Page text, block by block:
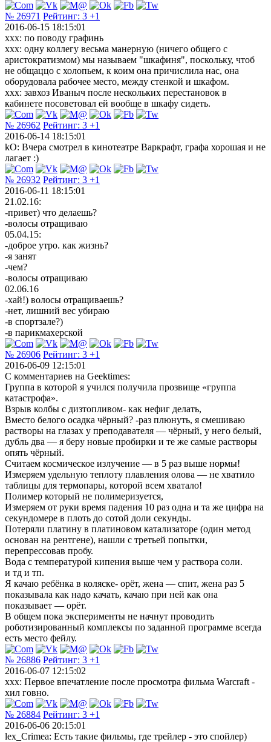
№ 26971 Рейтинг: 3 +1
2016-06-15 18:15:01
xxx: по поводу графинь
xxx: одну коллегу весьма манерную (ничего общего с
аристократизмом) мы называем "шкафиня", поскольку, чтоб
не общаццо с холопьем, к коим она причислила нас, она
оборудовала рабочее место, между стенкой и шкафом.
xxx: завхоз Иваныч после нескольких перестановок в
кабинете посоветовал ей вообще в шкафу сидеть.
№ 26962 Рейтинг: 3 +1
2016-06-14 18:15:01
kO: Вчера смотрел в кинотеатре Варкрафт, графа хорошая и не
лагает :)
№ 26932 Рейтинг: 3 +1
2016-06-11 18:15:01
21.02.16:
-привет) что делаешь?
-волосы отращиваю
05.04.15:
-доброе утро. как жизнь?
-я занят
-чем?
-волосы отращиваю
02.06.16
-хай!) волосы отращиваешь?
-нет, лишний вес убираю
-в спортзале?)
-в парикмахерской
№ 26906 Рейтинг: 3 +1
2016-06-09 12:15:01
С комментариев на Geektimes:
Группа в которой я учился получила прозвище «группа
катастрофа».
Взрыв колбы с дизтопливом- как нефиг делать,
Вместо белого осадка чёрный? -раз плюнуть, я смешиваю
растворы на глазах у преподавателя — чёрный, у него белый,
дубль два — я беру новые пробирки и те же самые растворы
опять чёрный.
Считаем космическое излучение — в 5 раз выше нормы!
Измеряем удельную теплоту плавления олова — не хватило
таблицы для термопары, которой всем хватало!
Полимер который не полимеризуется,
Измеряем от руки время падения 10 раз одна и та же цифра на
секундомере в плоть до сотой доли секунды.
Потеряли платину в платиновом катализаторе (один метод
основан на рентгене), нашли с третьей попытки,
перепрессовав пробу.
Вода с температурой кипения выше чем у раствора соли.
и тд и тп.
Я качаю ребёнка в коляске- орёт, жена — спит, жена раз 5
показывала как надо качать, качаю при ней как она
показывает — орёт.
В общем пока эксперименты не начнут проводить
роботизированный комплексы по заданной программе всегда
есть место фейлу.
№ 26886 Рейтинг: 3 +1
2016-06-07 12:15:02
xxx: Первое впечатление после просмотра фильма Warcraft -
хил говно.
№ 26884 Рейтинг: 3 +1
2016-06-06 20:15:01
lex_Crimea: Есть такие фильмы, где трейлер - это спойлер)